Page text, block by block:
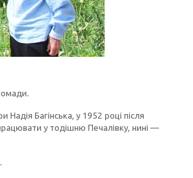
Багінська, у 1952 році після
у тодішню Печалівку, нині —